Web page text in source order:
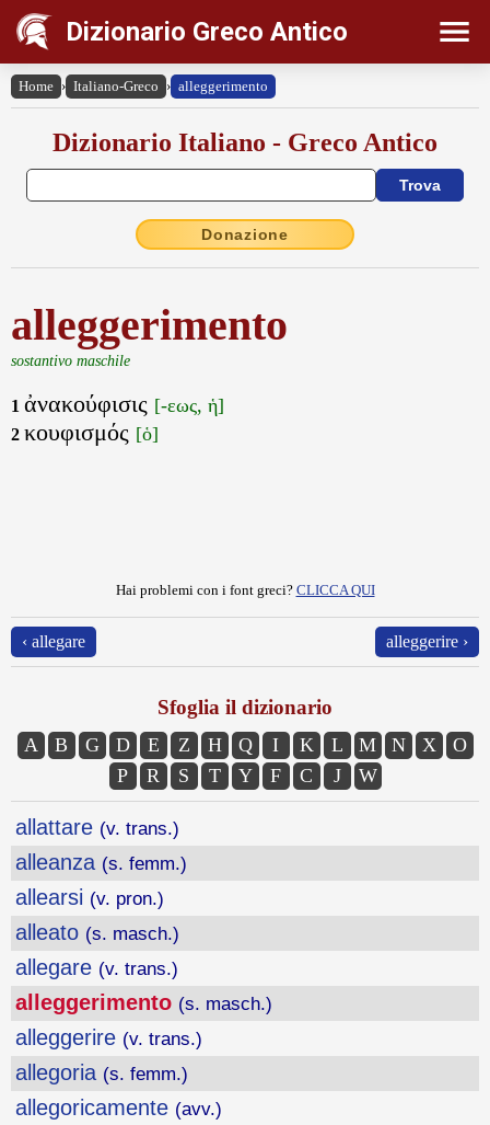
Dizionario Greco Antico
Home › Italiano-Greco › alleggerimento
Dizionario Italiano - Greco Antico
Donazione
alleggerimento
sostantivo maschile
1 ἀνακούφισις [-εως, ἡ]
2 κουφισμός [ὁ]
Hai problemi con i font greci? CLICCA QUI
‹ allegare alleggerire ›
Sfoglia il dizionario
A B G D E Z H Q I K L M N X
O
P
R S T Y F C J W
allattare (v. trans.)
alleanza (s. femm.)
allearsi (v. pron.)
alleato (s. masch.)
allegare (v. trans.)
alleggerimento (s. masch.)
alleggerire (v. trans.)
allegoria (s. femm.)
allegoricamente (avv.)